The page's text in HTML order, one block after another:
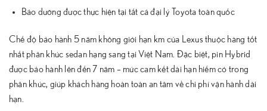
Bảo dưỡng được thực hiện tại tất cả đại lý Toyota toàn quốc
Chế độ bảo hành 5 năm không giới hạn km của Lexus thuộc hàng tốt
nhất phân khúc sedan hạng sang tại Việt Nam. Đặc biệt, pin Hybrid
được bảo hành lên đến 7 năm – mức cam kết dài hạn hiếm có trong
phân khúc, giúp khách hàng hoàn toàn an tâm về chi phí vận hành dài
hạn.